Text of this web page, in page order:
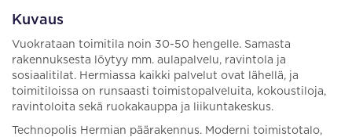
Kuvaus
Vuokrataan toimitila noin 30-50 hengelle. Samasta
rakennuksesta löytyy mm. aulapalvelu, ravintola ja
sosiaalitilat. Hermiassa kaikki palvelut ovat lähellä, ja
toimitiloissa on runsaasti toimistopalveluita, kokoustiloja,
ravintoloita sekä ruokakauppa ja liikuntakeskus.
Technopolis Hermian päärakennus. Moderni toimistotalo,